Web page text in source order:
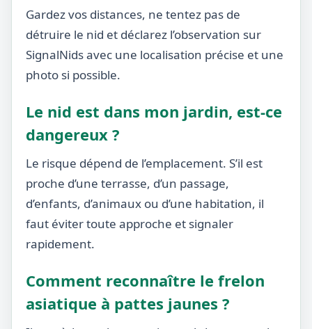
Gardez vos distances, ne tentez pas de
détruire le nid et déclarez l’observation sur
SignalNids avec une localisation précise et une
photo si possible.
Le nid est dans mon jardin, est-ce
dangereux ?
Le risque dépend de l’emplacement. S’il est
proche d’une terrasse, d’un passage,
d’enfants, d’animaux ou d’une habitation, il
faut éviter toute approche et signaler
rapidement.
Comment reconnaître le frelon
asiatique à pattes jaunes ?